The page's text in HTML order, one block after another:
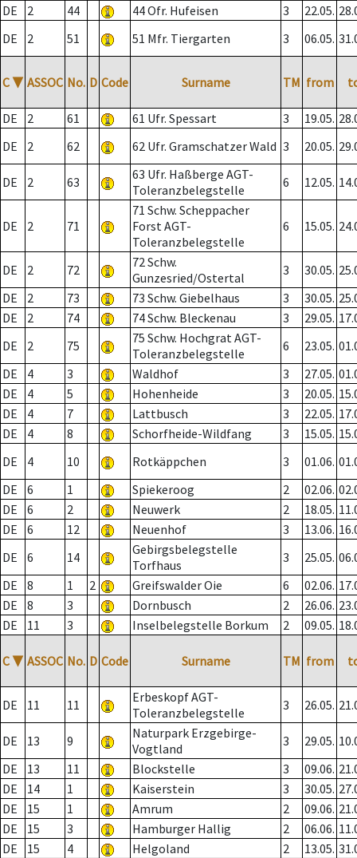
DE
2 44 44 Ofr. Hufeisen 3 22.05.
DE
2 51 51 Mfr. Tiergarten 3 06.05.
C ▼ ASSOC No. D Code Surname TM from
DE 2 61 61 Ufr. Spessart 3 19.05.
DE
2 62 62 Ufr. Gramschatzer Wald 3 20.05.
DE 2 63
63 Ufr. Haßberge AGT-
Toleranzbelegstelle
6 12.05.
DE 2 71
71 Schw. Scheppacher
Forst AGT-
Toleranzbelegstelle
6 15.05.
DE 2 72
72 Schw.
Gunzesried/Ostertal
3 30.05.
DE
2 73 73 Schw. Giebelhaus 3 30.05.
DE
2 74 74 Schw. Bleckenau 3 29.05.
DE
2 75
75 Schw. Hochgrat AGT-
Toleranzbelegstelle
6 23.05.
DE
4 3 Waldhof 3 27.05.
DE
4 5 Hohenheide 3 20.05.
DE
4 7 Lattbusch 3 22.05.
DE
4 8 Schorfheide-Wildfang 3 15.05.
DE
4 10 Rotkäppchen 3 01.06.
DE
6 1 Spiekeroog 2 02.06.
DE
6 2 Neuwerk 2 18.05.
DE
6 12 Neuenhof 3 13.06.
DE
6 14
Gebirgsbelegstelle
Torfhaus
3 25.05.
DE
8 1 2 Greifswalder Oie 6 02.06.
DE
8 3 Dornbusch 2 26.06.
DE
11 3 Inselbelegstelle Borkum 2 09.05.
C ▼ ASSOC No. D Code Surname TM from
DE 11 11
Erbeskopf AGT-
Toleranzbelegstelle
3 26.05.
DE 13 9
Naturpark Erzgebirge-
Vogtland
3 29.05.
DE
13 11 Blockstelle 3 09.06.
DE
14 1 Kaiserstein 3 30.05.
DE
15 1 Amrum 2 09.06.
DE
15 3 Hamburger Hallig 2 06.06.
DE
15 4 Helgoland 2 13.05.